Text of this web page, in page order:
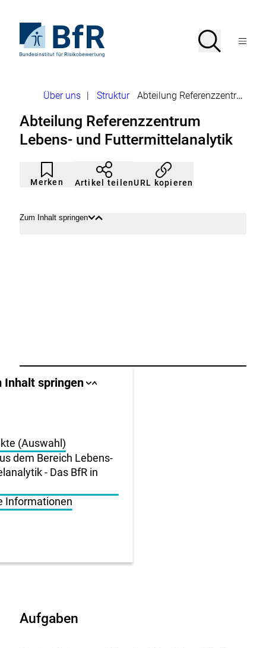
Seiteninhalt
springenStartseite
von
Suche
SucheMenü
Brotkrumennavigation
Über uns Struktur Abteilung Referenzzentrum Lebens- und Futtermittelanalytik
Abteilung Referenzzentrum
Lebens- und Futtermittelanalytik
Merken
Artikel
nicht
gemerkt
Durch
Klicken
der
Artikel teilenURL kopieren
Zum Inhalt springen InhaltInhalt
Inhalt springen Sprungankerliste
Sprungankerliste
(Auswahl)
dem Bereich Lebens-
- Das BfR in
Informationen
Aufgaben